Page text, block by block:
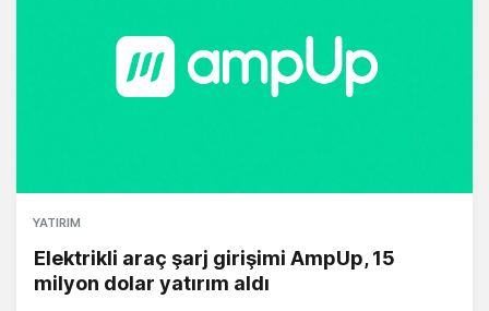
YATIRIM
Elektrikli araç şarj girişimi AmpUp, 15
milyon dolar yatırım aldı